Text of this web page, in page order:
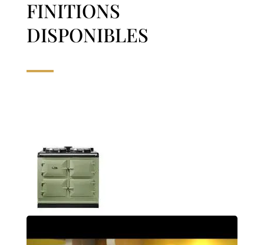
FINITIONS
DISPONIBLES